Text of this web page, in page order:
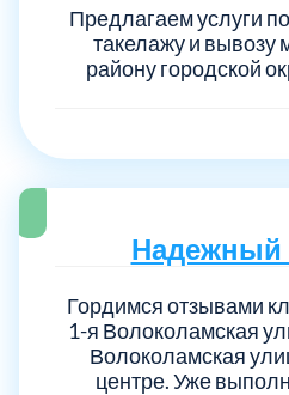
Предлагаем услуги
такелажу и вывозу
району городской
Надежный
Гордимся отзывами
1-я Волоколамская
Волоколамская
центре. Уже